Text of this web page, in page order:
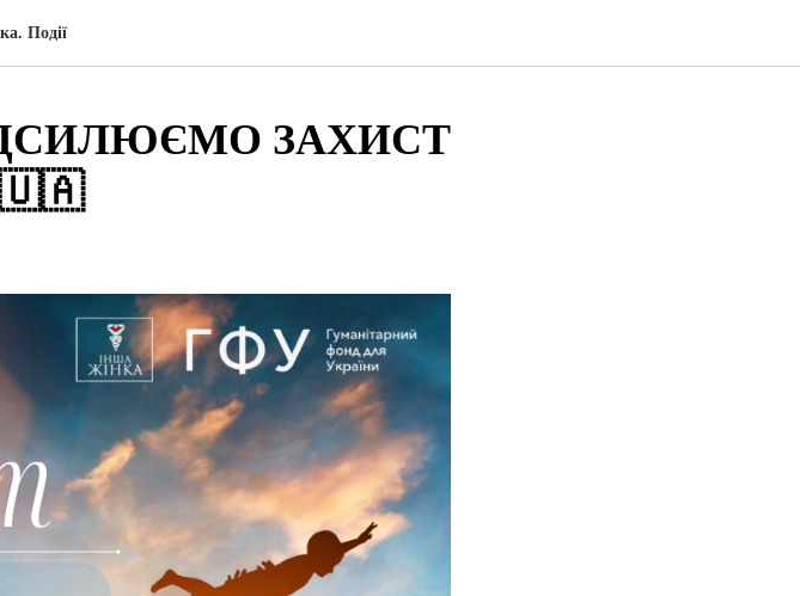
Події
ЗАХИСТ
🇺🇦